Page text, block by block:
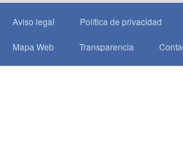
Aviso legal Política de privacidad
Mapa Web Transparencia